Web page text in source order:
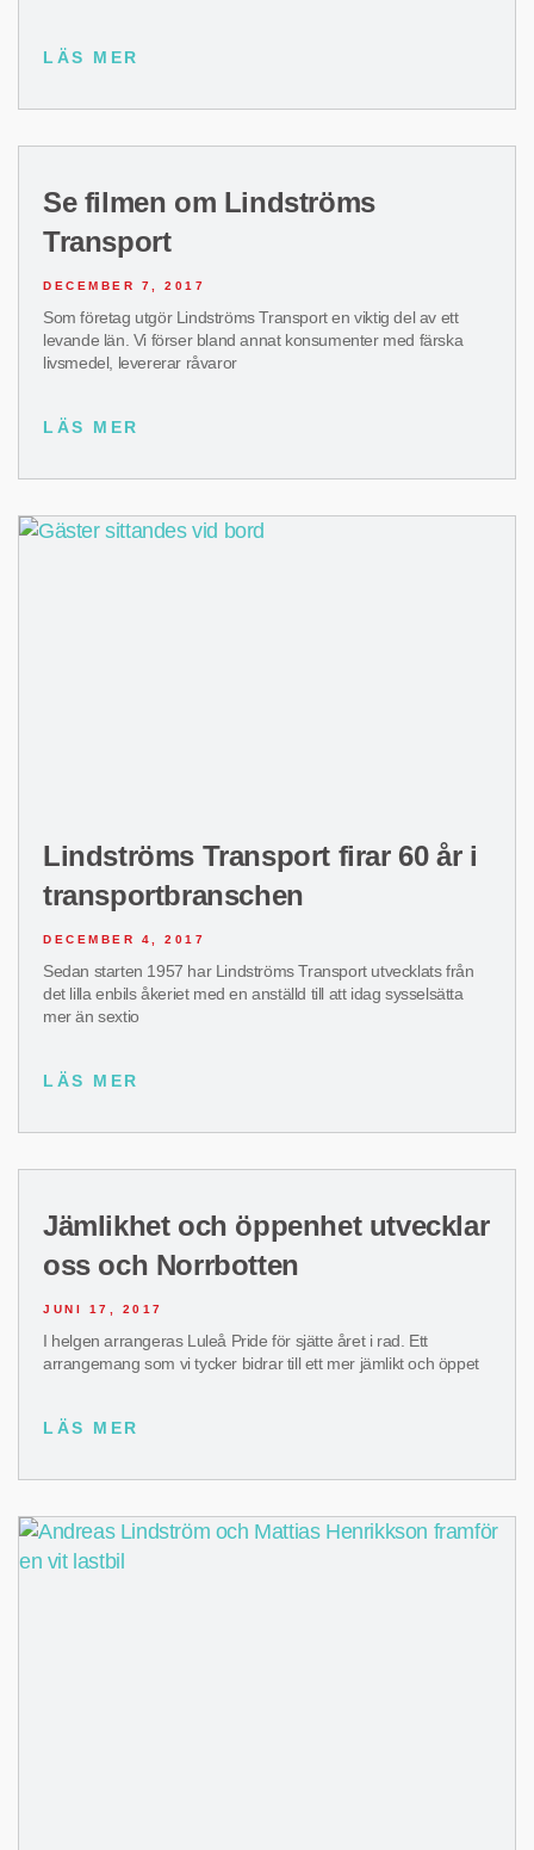
LÄS MER
Se filmen om Lindströms
Transport
DECEMBER 7, 2017
Som företag utgör Lindströms Transport en viktig del av ett
levande län. Vi förser bland annat konsumenter med färska
livsmedel, levererar råvaror
LÄS MER
Lindströms Transport firar 60 år i
transportbranschen
DECEMBER 4, 2017
Sedan starten 1957 har Lindströms Transport utvecklats från
det lilla enbils åkeriet med en anställd till att idag sysselsätta
mer än sextio
LÄS MER
Jämlikhet och öppenhet utvecklar
oss och Norrbotten
JUNI 17, 2017
I helgen arrangeras Luleå Pride för sjätte året i rad. Ett
arrangemang som vi tycker bidrar till ett mer jämlikt och öppet
LÄS MER